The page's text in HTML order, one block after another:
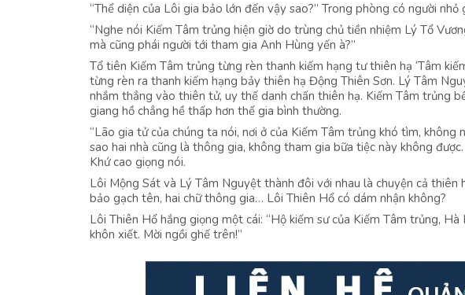
“Thể diện của Lôi gia bảo lớn đến vậy sao?” Trong phòng có người nhỏ
“Nghe nói Kiếm Tâm trủng hiện giờ do trùng chủ tiền nhiệm Lý Tổ
mà cũng phái người tới tham gia Anh Hùng yến à?”
Tổ tiên Kiếm Tâm trủng từng rèn thanh kiếm hạng tư thiên hạ ‘Tâm
từng rèn ra thanh kiếm hạng bảy thiên hạ Động Thiên Sơn. Lý Tâm
nhắm thẳng vào thiên tử, uy thế danh chấn thiên hạ. Kiếm Tâm trủng
giang hồ chẳng hề thấp hơn thế gia bình thường.
“Lão gia tử của chúng ta nói, nơi ở của Kiếm Tâm trủng khó tìm,
sao hai nhà cũng là thông gia, không tham gia bữa tiệc này không
Khứ cao giọng nói.
Lôi Mộng Sát và Lý Tâm Nguyệt thành đôi với nhau là chuyện cả
bảo gạch tên, hai chữ thông gia… Lôi Thiên Hổ có dám nhận không?
Lôi Thiên Hổ hắng giọng một cái: “Hộ kiếm sư của Kiếm Tâm trủng,
khôn xiết. Mời ngồi ghế trên!”